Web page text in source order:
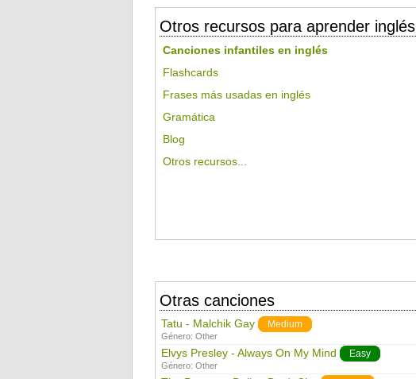
Otros recursos para aprender inglés
Canciones infantiles en inglés
Flashcards
Frases más usadas en inglés
Gramática
Blog
Otros recursos...
Otras canciones
Tatu - Malchik Gay Medium
Género: Other
Elvys Presley - Always On My Mind Easy
Género: Other